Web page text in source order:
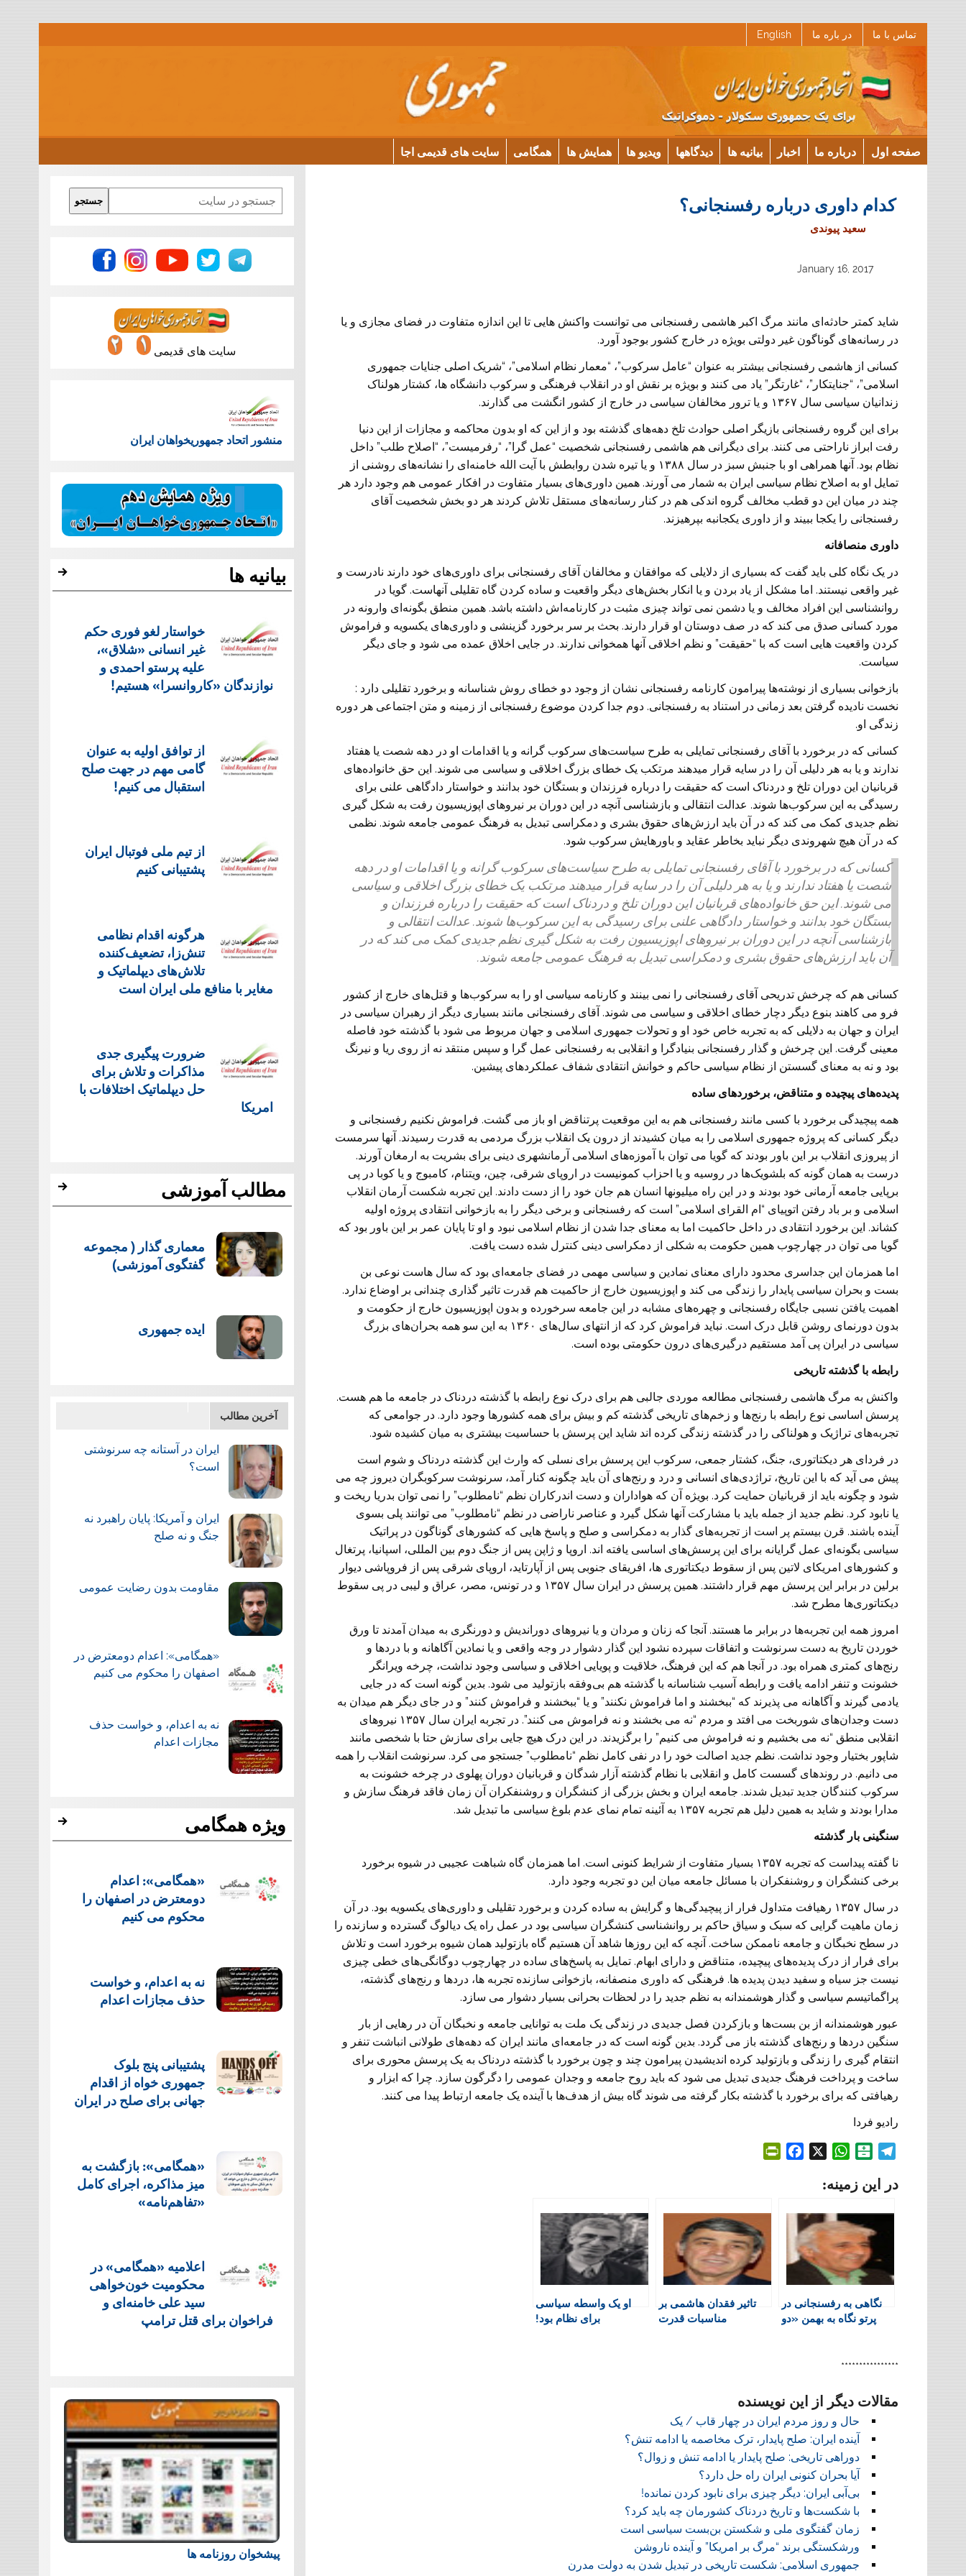
تماس با ما در باره ما English
صفحه اول درباره ما اخبار بیانیه ها دیدگاهها ویدیو ها همایش ها همگامی سایت های قدیمی اجا
کدام داوری درباره رفسنجانی؟
سعید پیوندی
January 16, 2017
شاید کمتر حادثه‌ای مانند مرگ اکبر هاشمی رفسنجانی می توانست واکنش هایی تا این اندازه متفاوت در فضای مجازی و یا
در رسانه‌های گوناگون غیر دولتی بویژه در خارج کشور بوجود آورد.
کسانی از هاشمی رفسنجانی بیشتر به عنوان “عامل سرکوب”، “معمار نظام اسلامی”، “شریک اصلی جنایات جمهوری
اسلامی”، “جنایتکار”، “غارتگر” یاد می کنند و بویژه بر نقش او در انقلاب فرهنگی و سرکوب دانشگاه ها، کشتار هولناک
زندانیان سیاسی سال ۱۳۶۷ و یا ترور مخالفان سیاسی در خارج از کشور انگشت می گذارند.
برای این گروه رفسنجانی بازیگر اصلی حوادث تلخ دهه‌های گذشته بود و از این که او بدون محاکمه و مجازات از این دنیا
رفت ابراز ناراحتی می کنند. برای دیگرانی هم هاشمی رفسنجانی شخصیت “عمل گرا”، “رفرمیست”، “اصلاح طلب” داخل
نظام بود. آنها همراهی او با جنبش سبز در سال ۱۳۸۸ و یا تیره شدن روابطش با آیت الله خامنه‌ای را نشانه‌های روشنی از
تمایل او به اصلاح نظام سیاسی ایران به شمار می آورند. همین داوری‌های بسیار متفاوت در افکار عمومی هم وجود دارد هر
چند در میان این دو قطب مخالف گروه اندکی هم در کنار رسانه‌های مستقل تلاش کردند هر دو بخش شخصیت آقای
رفسنجانی را یکجا ببیند و از داوری یکجانبه بپرهیزند.
داوری منصافانه
در یک نگاه کلی باید گفت که بسیاری از دلایلی که موافقان و مخالفان آقای رفسنجانی برای داوری‌های خود دارند نادرست و
غیر واقعی نیستند. اما مشکل از یاد بردن و یا انکار بخش‌های دیگر واقعیت و ساده کردن گاه تقلیلی آنهاست. گویا در
روانشناسی این افراد مخالف و یا دشمن نمی تواند چیزی مثبت در کارنامه‌اش داشته باشد. همین منطق بگونه‌ای وارونه در
مورد کسانی صدق می کند که در صف دوستان او قرار دارند. بحث بر سر برخورد گزینشی و داوری‌های یکسویه و فراموش
کردن واقعیت هایی است که با “حقیقت” و نظم اخلاقی آنها همخوانی ندارند. در جایی اخلاق عمده می شود و جای دیگر
سیاست.
بازخوانی بسیاری از نوشته‌ها پیرامون کارنامه رفسنجانی نشان از وجود دو خطای روش شناسانه و برخورد تقلیلی دارد :
نخست نادیده گرفتن بعد زمانی در استناد به رفسنجانی. دوم جدا کردن موضوع رفسنجانی از زمینه و متن اجتماعی هر دوره
زندگی او.
کسانی که در برخورد با آقای رفسنجانی تمایلی به طرح سیاست‌های سرکوب گرانه و یا اقدامات او در دهه شصت یا هفتاد
ندارند و یا به هر دلیلی آن را در سایه قرار میدهند مرتکب یک خطای بزرگ اخلاقی و سیاسی می شوند. این حق خانواده‌های
قربانیان این دوران تلخ و دردناک است که حقیقت را درباره فرزندان و بستگان خود بدانند و خواستار دادگاهی علنی برای
رسیدگی به این سرکوب‌ها شوند. عدالت انتقالی و بازشناسی آنچه در این دوران بر نیروهای اپوزیسیون رفت به شکل گیری
نظم جدیدی کمک می کند که در آن باید ارزش‌های حقوق بشری و دمکراسی تبدیل به فرهنگ عمومی جامعه شوند. نظمی
که در آن هیچ شهروندی دیگر نباید بخاطر عقاید و باورهایش سرکوب شود.
کسانی که در برخورد با آقای رفسنجانی تمایلی به طرح سیاست‌های سرکوب گرانه و یا اقدامات او در دهه
شصت یا هفتاد ندارند و یا به هر دلیلی آن را در سایه قرار میدهند مرتکب یک خطای بزرگ اخلاقی و سیاسی
می شوند. این حق خانواده‌های قربانیان این دوران تلخ و دردناک است که حقیقت را درباره فرزندان و
بستگان خود بدانند و خواستار دادگاهی علنی برای رسیدگی به این سرکوب‌ها شوند. عدالت انتقالی و
بازشناسی آنچه در این دوران بر نیروهای اپوزیسیون رفت به شکل گیری نظم جدیدی کمک می کند که در
آن باید ارزش‌های حقوق بشری و دمکراسی تبدیل به فرهنگ عمومی جامعه شوند.
کسانی هم که چرخش تدریحی آقای رفسنجانی را نمی بینند و کارنامه سیاسی او را به سرکوب‌ها و قتل‌های خارج از کشور
فرو می کاهند بنوع دیگر دچار خطای اخلاقی و سیاسی می شوند. آقای رفسنجانی مانند بسیاری دیگر از رهبران سیاسی در
ایران و جهان به دلایلی که به تجربه خاص خود او و تحولات جمهوری اسلامی و جهان مربوط می شود با گذشته خود فاصله
معینی گرفت. این چرخش و گذار رفسنجانی بنیادگرا و انقلابی به رفسنجانی عمل گرا و سپس منتقد نه از روی ریا و نیرنگ
بود و نه به معنای گسستن از نظام سیاسی حاکم و خوانش انتقادی شفاف عملکردهای پیشین.
پدیده‌های پیچیده و متناقض، برخوردهای ساده
همه پیچیدگی برخورد با کسی مانند رفسنجانی هم به این موقعیت پرتناقض او باز می گشت. فراموش نکنیم رفسنجانی و
دیگر کسانی که پروژه جمهوری اسلامی را به میان کشیدند از درون یک انقلاب بزرگ مردمی به قدرت رسیدند. آنها سرمست
از پیروزی انقلاب بر این باور بودند که گویا می توان با آموزه‌های اسلامی آرمانشهری دینی برای بشریت به ارمغان آورند.
درست به همان گونه که بلشویک‌ها در روسیه و یا احزاب کمونیست در اروپای شرقی، چین، ویتنام، کامبوج و یا کوبا در پی
برپایی جامعه آرمانی خود بودند و در این راه میلیونها انسان هم جان خود را از دست دادند. این تجربه شکست آرمان انقلاب
اسلامی و بر باد رفتن اتوپیای “ام القرای اسلامی” است که رفسنجانی و برخی دیگر را به بازخوانی انتقادی پروژه اولیه
کشاند. این برخورد انتقادی در داخل حاکمیت اما به معنای جدا شدن از نظام اسلامی نبود و او تا پایان عمر بر این باور بود که
گویا می توان در چهارچوب همین حکومت به شکلی از دمکراسی دینی کنترل شده دست یافت.
اما همزمان این جداسری محدود دارای معنای نمادین و سیاسی مهمی در فضای جامعه‌ای بود که سال هاست نوعی بن
بست و بحران سیاسی پایدار را زندگی می کند و اپوزیسیون خارج از حاکمیت هم قدرت تاثیر گذاری چندانی بر اوضاع ندارد.
اهمیت یافتن نسبی جایگاه رفسنجانی و چهره‌های مشابه در این جامعه سرخورده و بدون اپوزیسیون خارج از حکومت و
بدون دورنمای روشن قابل درک است. نباید فراموش کرد که از انتهای سال‌های ۱۳۶۰ به این سو همه بحران‌های بزرگ
سیاسی در ایران پی آمد مستقیم درگیری‌های درون حکومتی بوده است.
رابطه با گذشته تاریخی
واکنش به مرگ هاشمی رفسنجانی مطالعه موردی جالبی هم برای درک نوع رابطه با گذشته دردناک در جامعه ما هم هست.
پرسش اساسی نوع رابطه با رنج‌ها و زخم‌های تاریخی گذشته کم و بیش برای همه کشورها وجود دارد. در جوامعی که
تجربه‌های تراژیک و هولناکی را در گذشته زندگی کرده اند شاید این پرسش با حساسیت بیشتری به میان کشیده شود.
در فردای هر دیکتاتوری، جنگ، کشتار جمعی، سرکوب این پرسش برای نسلی که وارث این گذشته دردناک و شوم است
پیش می آید که با این تاریخ، تراژدی‌های انسانی و درد و رنج‌های آن باید چگونه کنار آمد، سرنوشت سرکوبگران دیروز چه می
شود و چگونه باید از قربانیان حمایت کرد. بویژه آن که هواداران و دست اندرکاران نظم “نامطلوب” را نمی توان بدریا ریخت و
یا نابود کرد. نظم جدید از جمله باید با مشارکت آنها شکل گیرد و عناصر ناراضی در نظم “نامطلوب” می توانند پلی بسوی
آینده باشند. قرن بیستم پر است از تجربه‌های گذار به دمکراسی و صلح و پاسخ هایی که کشورهای گوناگون در پراتیک
سیاسی بگونه‌ای عمل گرایانه برای این پرسش‌های اساسی یافته اند. اروپا و ژاپن پس از جنگ دوم بین المللی، اسپانیا، پرتغال
و کشورهای امریکای لاتین پس از سقوط دیکتاتوری ها، افریقای جنوبی پس از آپارتاید، اروپای شرقی پس از فروپاشی دیوار
برلین در برابر این پرسش مهم قرار داشتند. همین پرسش در ایران سال ۱۳۵۷ و در تونس، مصر، عراق و لیبی در پی سقوط
دیکتاتوری‌ها مطرح شد.
امروز همه این تجربه‌ها در برابر ما هستند. آنجا که زنان و مردان و یا نیروهای دوراندیش و دورنگری به میدان آمدند تا ورق
خوردن تاریخ به دست سرنوشت و اتفاقات سپرده نشود این گذار دشوار در وجه واقعی و یا نمادین آگاهانه و با دردها و
رنج‌های کمتری همراه بود. در آنجا هم که این فرهنگ، خلاقیت و پویایی اخلاقی و سیاسی وجود نداشت، چرخه ویرانگر
خشونت و تنفر ادامه یافت و رابطه آسیب شناسانه با گذشته هم بی‌وفقه بازتولید می شود. بدین گونه است که در جایی
یادمی گیرند و آگاهانه می پذیرند که “ببخشند و اما فراموش نکنند” و یا “ببخشند و فراموش کنند” و در جای دیگر هم میدان به
دست وجدان‌های شوربخت می افتد و مردم “نه می بخشند و نه فراموش می کنند”. در تجربه ایران سال ۱۳۵۷ نیروهای
انقلابی منطق “نه می بخشیم و نه فراموش می کنیم” را برگزیدند. در این درک هیچ جایی برای سازش حتا با شخصی مانند
شاپور بختیار وجود نداشت. نظم جدید اصالت خود را در نفی کامل نظم “نامطلوب” جستجو می کرد. سرنوشت انقلاب را همه
می دانیم. در روندهای گسست کامل و انقلابی با نظام گذشته آزار شدگان و قربانیان دوران پهلوی در چرخه خشونت به
سرکوب کنندگان جدید تبدیل شدند. جامعه ایران و بخش بزرگی از کنشگران و روشنفکران آن زمان فاقد فرهنگ سازش و
مدارا بودند و شاید به همین دلیل هم تجربه ۱۳۵۷ به آئینه تمام نمای عدم بلوغ سیاسی ما تبدیل شد.
سنگینی بار گذشته
نا گفته پیداست که تجربه ۱۳۵۷ بسیار متفاوت از شرایط کنونی است. اما همزمان گاه شباهت عجیبی در شیوه برخورد
برخی کنشگران و روشنفکران با مسائل جامعه میان این دو تجربه وجود دارد.
در سال ۱۳۵۷ رهیافت متداول فرار از پیچیدگی‌ها و گرایش به ساده کردن و برخورد تقلیلی و داوری‌های یکسویه بود. در آن
زمان ماهیت گرایی که سبک و سیاق حاکم بر روانشناسی کنشگران سیاسی بود در عمل راه یک دیالوگ گسترده و سازنده را
در سطح نخبگان و جامعه ناممکن ساخت. آنچه که این روزها شاهد آن هستیم گاه بازتولید همان شیوه برخورد است و تلاش
برای فرار از درک پدیده‌های پیچیده، متناقض و دارای ابهام. تمایل به پاسخ‌های ساده در چهارچوب دوگانگی‌های خطی چیزی
نیست جز سیاه و سفید دیدن پدیده ها. فرهنگی که داوری منصفانه، بازخوانی سازنده تجربه ها، دردها و رنج‌های گذشته،
پراگماتیسم سیاسی و گذار هوشمندانه به نظم جدید را در لحظات بحرانی بسیار دشوار می سازد.
عبور هوشمندانه از بن بست‌ها و بازکردن فصل جدیدی در زندگی یک ملت به توانایی جامعه و نخبگان آن در رهایی از بار
سنگین دردها و رنج‌های گذشته باز می گردد. بدین گونه است که در جامعه‌ای مانند ایران که دهه‌های طولانی انباشت تنفر و
انتقام گیری را زندگی و بازتولید کرده اندیشیدن پیرامون چند و چون برخورد با گذشته دردناک به یک پرسش محوری برای
ساخت و پرداخت فرهنگ جدیدی تبدیل می شود که باید روح جامعه و وجدان عمومی را دگرگون سازد. چرا که ابزار و
رهیافتی که برای برخورد با گذشته بکار گرفته می شوند گاه بیش از هدف‌ها با آینده یک جامعه ارتباط پیدا می کنند.
رادیو فردا
l
r
a
m
l
t
a
r
i
n
W
a
s
A
p
p
F
r
e
در این زمینه:
نگاهی به رفسنجانی در
پرتو نگاه به بهمن «دو
تاثیر فقدان هاشمی بر
مناسبات قدرت
او یک واسطه سیاسی
برای نظام بود!
****************
مقالات دیگر از این نویسنده
حال و روز مردم ایران در چهار قاب / یک
آینده ایران: صلح پایدار، ترک مخاصمه یا ادامه تنش؟
دوراهی تاریخی: صلح پایدار یا ادامه تنش و زوال؟
آیا بحران کنونی ایران راه حل دارد؟
بی‌آبی ایران: دیگر چیزی برای نابود کردن نمانده!
با شکست‌ها و تاریخ دردناک کشورمان چه باید کرد؟
زمان گفتگوی ملی و شکستن بن‌بست سیاسی است
ورشکستگی برند “مرگ بر امریکا” و آینده ناروشن
جمهوری اسلامی: شکست تاریخی در تبدیل شدن به دولت مدرن
Search
جستجو
سایت های قدیمی
منشور اتحاد جمهوریخواهان ایران
بیانیه ها
خواستار لغو فوری حکم
غیر انسانی «شلاق»،
علیه پرستو احمدی و
نوازندگان «کاروانسرا» هستیم!
از توافق اولیه به عنوان
گامی مهم در جهت صلح
استقبال می کنیم!
از تیم ملی فوتبال ایران
پشتیبانی کنیم
هرگونه اقدام نظامی
تنش‌زا، تضعیف‌کننده
تلاش‌های دیپلماتیک و
مغایر با منافع ملی ایران است
ضرورت پیگیری جدی
مذاکرات و تلاش برای
حل دیپلماتیک اختلافات با
امریکا
مطالب آموزشی
معماری گذار ( مجموعه
گفتگوی آموزشی)
ایده جمهوری
آخرین مطالب
ایران در آستانه چه سرنوشتی
است؟
ایران و آمریکا: پایان راهبرد نه
جنگ و نه صلح
مقاومت بدون رضایت عمومی
«همگامی»: اعدام دومعترض در
اصفهان را محکوم می کنیم
نه به اعدام، و خواست حذف
مجازات اعدام
ویژه همگامی
«همگامی»: اعدام
دومعترض در اصفهان را
محکوم می کنیم
نه به اعدام، و خواست
حذف مجازات اعدام
پشتيبانی پنج بلوک
جمهوری خواه از اقدام
جهانی برای صلح در ایران
«همگامی»: بازگشت به
میز مذاکره، اجرای کامل
«تفاهم‌نامه»
اعلامیه «همگامی» در
محکومیت خون‌خواهی
سید علی خامنه‌ای و
فراخوان برای قتل ترامپ
پیشخوان روزنامه ها